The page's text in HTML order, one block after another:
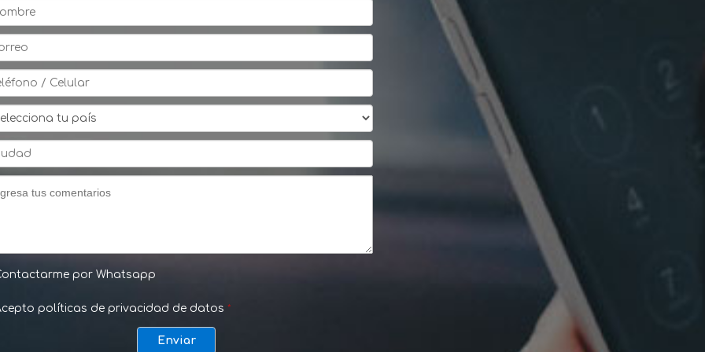
por Whatsapp
políticas de privacidad de datos *